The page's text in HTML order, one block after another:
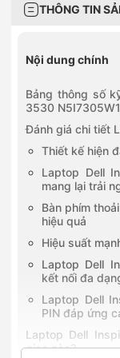
THÔNG TIN
Nội dung chính
Bảng thông số
3530 N5I7305W1
Đánh giá chi tiết
Thiết kế hiện
Laptop Dell
mang lại trải
Bàn phím
hiệu quả
Hiệu suất
Laptop Dell
kết nối đa
Laptop Dell
PIN đáp ứng
Laptop Dell
gian nào?